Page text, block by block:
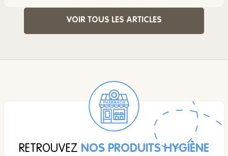
VOIR TOUS LES ARTICLES
RETROUVEZ NOS PRODUITS HYGIÈNE